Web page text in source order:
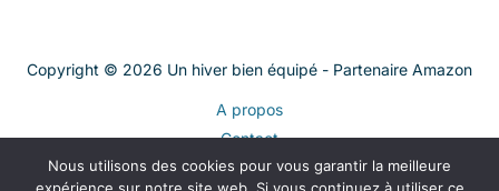
Copyright © 2026 Un hiver bien équipé - Partenaire Amazon
A propos
Contact
Plan du site
Nous utilisons des cookies pour vous garantir la meilleure